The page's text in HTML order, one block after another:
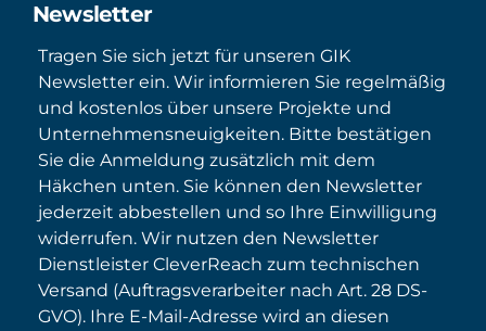
Newsletter
Tragen Sie sich jetzt für unseren GIK
Newsletter ein. Wir informieren Sie regelmäßig
und kostenlos über unsere Projekte und
Unternehmensneuigkeiten. Bitte bestätigen
Sie die Anmeldung zusätzlich mit dem
Häkchen unten. Sie können den Newsletter
jederzeit abbestellen und so Ihre Einwilligung
widerrufen. Wir nutzen den Newsletter
Dienstleister CleverReach zum technischen
Versand (Auftragsverarbeiter nach Art. 28 DS-
GVO). Ihre E-Mail-Adresse wird an diesen